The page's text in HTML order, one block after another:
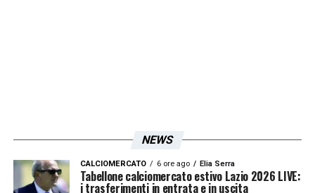
NEWS
CALCIOMERCATO 6 ore ago Elia Serra
Tabellone calciomercato estivo Lazio 2026 LIVE:
i trasferimenti in entrata e in uscita